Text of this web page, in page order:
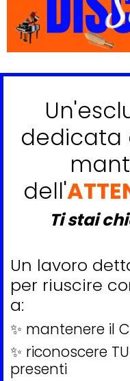
dedicata
dell'
Ti stai
Un lavoro
per riuscire
a:
✨ mantenere il
✨ riconoscere
presenti